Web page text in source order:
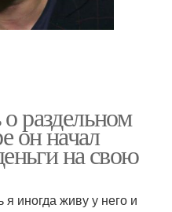
раздельном
он начал
на свою
иногда живу у него и